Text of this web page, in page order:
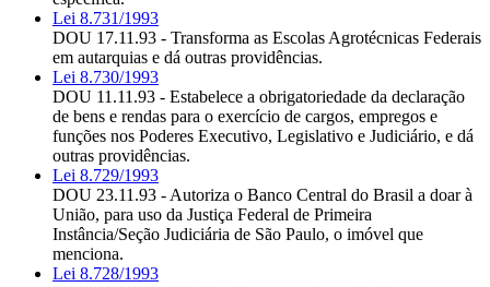
Lei 8.731/1993
DOU 17.11.93 - Transforma as Escolas Agrotécnicas Federais
em autarquias e dá outras providências.
Lei 8.730/1993
DOU 11.11.93 - Estabelece a obrigatoriedade da declaração
de bens e rendas para o exercício de cargos, empregos e
funções nos Poderes Executivo, Legislativo e Judiciário, e dá
outras providências.
Lei 8.729/1993
DOU 23.11.93 - Autoriza o Banco Central do Brasil a doar à
União, para uso da Justiça Federal de Primeira
Instância/Seção Judiciária de São Paulo, o imóvel que
menciona.
Lei 8.728/1993